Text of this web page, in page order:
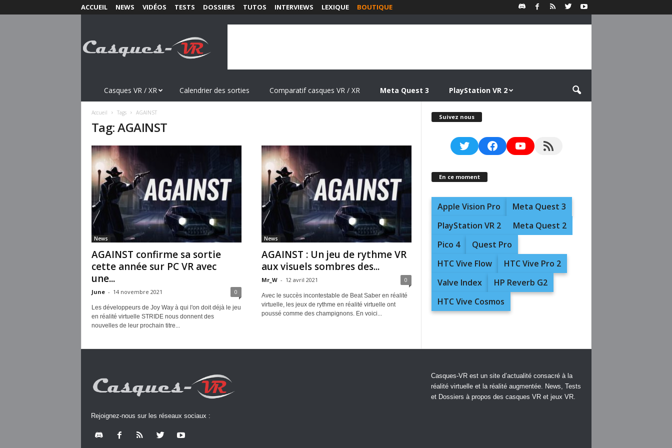
ACCUEIL NEWS VIDÉOS TESTS DOSSIERS TUTOS INTERVIEWS LEXIQUE BOUTIQUE
s
Casques VR / XR Calendrier des sorties Comparatif casques VR / XR Meta Quest 3 PlayStation VR 2
Accueil Tags AGAINST
Tag: AGAINST
News
AGAINST confirme sa sortie
cette année sur PC VR avec
une...
June - 14 novembre 2021 0
Les développeurs de Joy Way à qui l'on doit déjà le jeu
en réalité virtuelle STRIDE nous donnent des
nouvelles de leur prochain titre...
News
AGAINST : Un jeu de rythme VR
aux visuels sombres des...
Mr_W - 12 avril 2021 0
Avec le succès incontestable de Beat Saber en réalité
virtuelle, les jeux de rythme en réalité virtuelle ont
poussé comme des champignons. En voici...
Suivez nous
TwitterFacebookYouTubeRSS Feed
En ce moment
Apple Vision Pro
Meta Quest 3
PlayStation VR 2
Meta Quest 2
Pico 4
Quest Pro
HTC Vive Flow
HTC Vive Pro 2
Valve Index
HP Reverb G2
HTC Vive Cosmos
Rejoignez-nous sur les réseaux sociaux :
Casques-VR est un site d’actualité consacré à la
réalité virtuelle et la réalité augmentée. News, Tests
et Dossiers à propos des casques VR et jeux VR.